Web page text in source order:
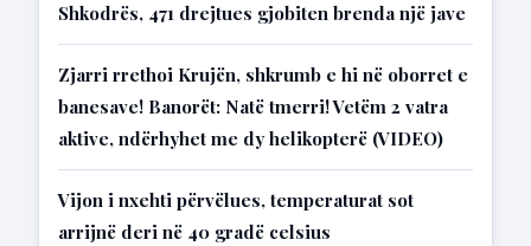
Shkodrës, 471 drejtues gjobiten brenda një jave
Zjarri rrethoi Krujën, shkrumb e hi në oborret e
banesave! Banorët: Natë tmerri! Vetëm 2 vatra
aktive, ndërhyhet me dy helikopterë (VIDEO)
Vijon i nxehti përvëlues, temperaturat sot
arrijnë deri në 40 gradë celsius